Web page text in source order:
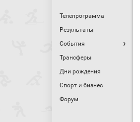
Телепрограмма
Результаты
События
Трансферы
Дни рождения
Спорт и бизнес
Форум